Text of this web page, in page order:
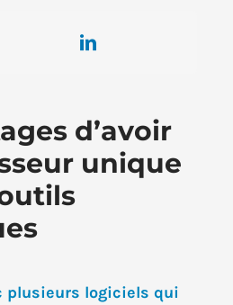
d’avoir
unique
plusieurs logiciels qui